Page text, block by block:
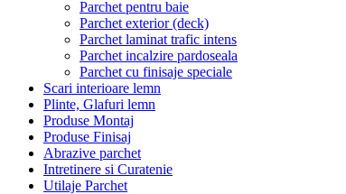
Parchet pentru baie
Parchet exterior (deck)
Parchet laminat trafic intens
Parchet incalzire pardoseala
Parchet cu finisaje speciale
Scari interioare lemn
Plinte, Glafuri lemn
Produse Montaj
Produse Finisaj
Abrazive parchet
Intretinere si Curatenie
Utilaje Parchet